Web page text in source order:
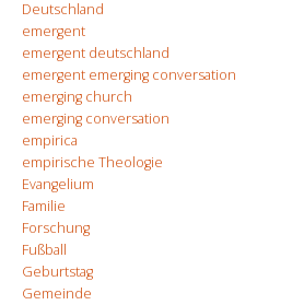
Deutschland
emergent
emergent deutschland
emergent emerging conversation
emerging church
emerging conversation
empirica
empirische Theologie
Evangelium
Familie
Forschung
Fußball
Geburtstag
Gemeinde